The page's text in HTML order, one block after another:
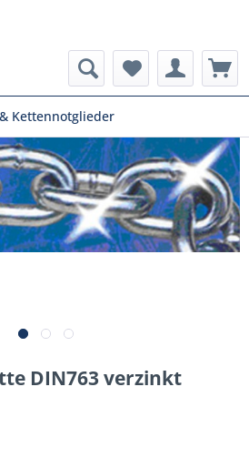
Kettennotglieder
DIN763 verzinkt